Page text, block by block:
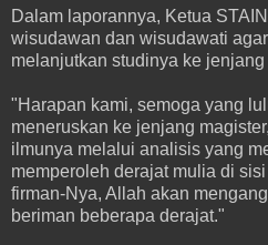
Dalam laporannya, Ketua
wisudawan dan wisudawati
melanjutkan studinya ke jenjang
"Harapan kami, semoga yang
meneruskan ke jenjang
ilmunya melalui analisis yang
memperoleh derajat mulia di
firman-Nya, Allah akan
beriman beberapa derajat."